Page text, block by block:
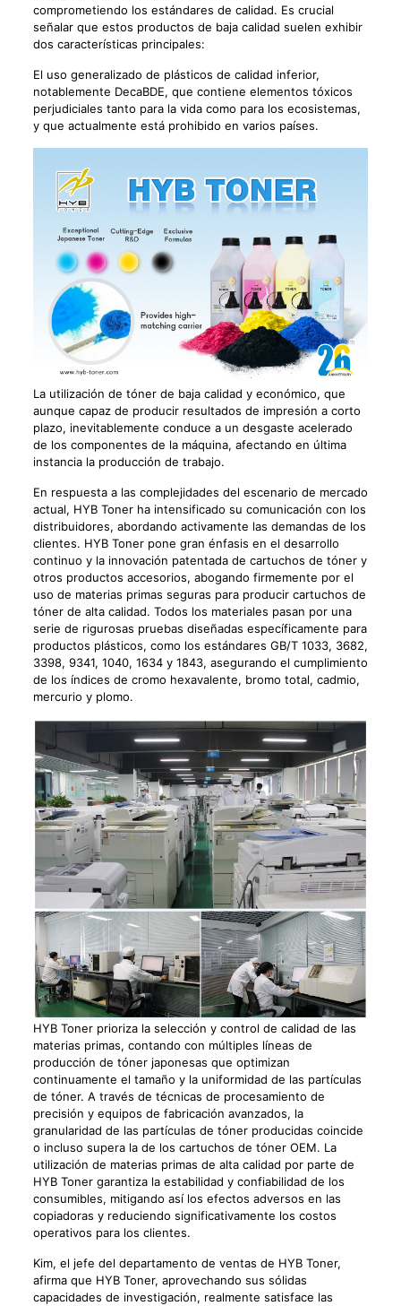
comprometiendo los estándares de calidad. Es crucial
señalar que estos productos de baja calidad suelen exhibir
dos características principales:
El uso generalizado de plásticos de calidad inferior,
notablemente DecaBDE, que contiene elementos tóxicos
perjudiciales tanto para la vida como para los ecosistemas,
y que actualmente está prohibido en varios países.
La utilización de tóner de baja calidad y económico, que
aunque capaz de producir resultados de impresión a corto
plazo, inevitablemente conduce a un desgaste acelerado
de los componentes de la máquina, afectando en última
instancia la producción de trabajo.
En respuesta a las complejidades del escenario de mercado
actual, HYB Toner ha intensificado su comunicación con los
distribuidores, abordando activamente las demandas de los
clientes. HYB Toner pone gran énfasis en el desarrollo
continuo y la innovación patentada de cartuchos de tóner y
otros productos accesorios, abogando firmemente por el
uso de materias primas seguras para producir cartuchos de
tóner de alta calidad. Todos los materiales pasan por una
serie de rigurosas pruebas diseñadas específicamente para
productos plásticos, como los estándares GB/T 1033, 3682,
3398, 9341, 1040, 1634 y 1843, asegurando el cumplimiento
de los índices de cromo hexavalente, bromo total, cadmio,
mercurio y plomo.
HYB Toner prioriza la selección y control de calidad de las
materias primas, contando con múltiples líneas de
producción de tóner japonesas que optimizan
continuamente el tamaño y la uniformidad de las partículas
de tóner. A través de técnicas de procesamiento de
precisión y equipos de fabricación avanzados, la
granularidad de las partículas de tóner producidas coincide
o incluso supera la de los cartuchos de tóner OEM. La
utilización de materias primas de alta calidad por parte de
HYB Toner garantiza la estabilidad y confiabilidad de los
consumibles, mitigando así los efectos adversos en las
copiadoras y reduciendo significativamente los costos
operativos para los clientes.
Kim, el jefe del departamento de ventas de HYB Toner,
afirma que HYB Toner, aprovechando sus sólidas
capacidades de investigación, realmente satisface las